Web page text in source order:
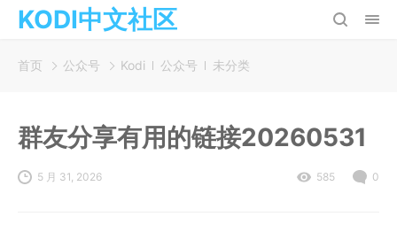
KODI中文社区
首页 公众号 Kodi 公众号 未分类
群友分享有用的链接20260531
5 月 31, 2026 585 0